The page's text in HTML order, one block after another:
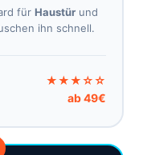
für Haustürund
ihn schnell.
★★★☆☆
ab 49€